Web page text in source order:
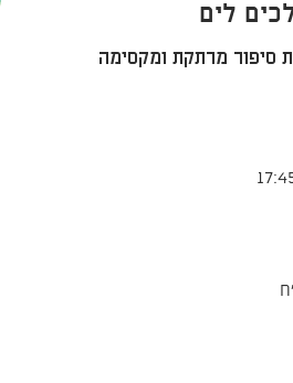
לים
סיפור מרתקת ומקסימה